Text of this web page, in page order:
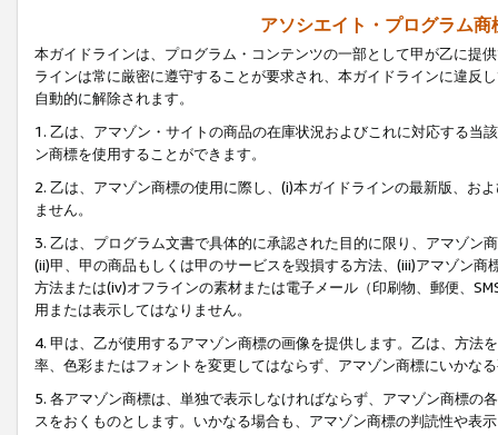
アソシエイト・プログラム
本ガイドラインは、プログラム・コンテンツの一部として甲が乙に提
ラインは常に厳密に遵守することが要求され、本ガイドラインに違反
自動的に解除されます。
1. 乙は、アマゾン・サイトの商品の在庫状況およびこれに対応する
ン商標を使用することができます。
2. 乙は、アマゾン商標の使用に際し、(i)本ガイドラインの最新版、お
ません。
3. 乙は、プログラム文書で具体的に承認された目的に限り、アマゾン
(ii)甲、甲の商品もしくは甲のサービスを毀損する方法、(iii)アマゾン
方法または(iv)オフラインの素材または電子メール（印刷物、郵便、
用または表示してはなりません。
4. 甲は、乙が使用するアマゾン商標の画像を提供します。乙は、方
率、色彩またはフォントを変更してはならず、アマゾン商標にいかな
5. 各アマゾン商標は、単独で表示しなければならず、アマゾン商標
スをおくものとします。いかなる場合も、アマゾン商標の判読性や表